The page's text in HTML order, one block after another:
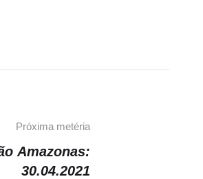
Próxima metéria
Amazonas:
30.04.2021